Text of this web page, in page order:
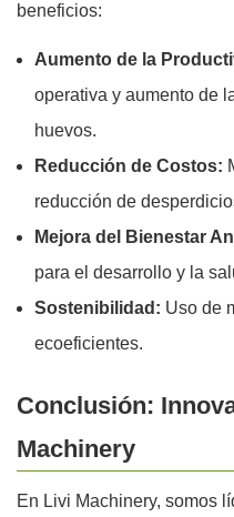
beneficios:
Aumento de la
operativa y aumento de
huevos.
Reducción de Costos:
reducción de
Mejora del Bienestar
para el desarrollo y la
Sostenibilidad: Uso de
ecoeficientes.
Conclusión:
Machinery
En Livi Machinery, somos